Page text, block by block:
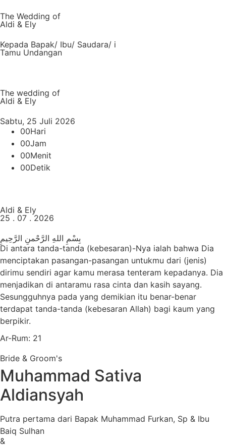
The Wedding of
Aldi & Ely
Kepada Bapak/ Ibu/ Saudara/ i
Tamu Undangan
The wedding of
Aldi & Ely
Sabtu, 25 Juli 2026
00Hari
00Jam
00Menit
00Detik
Aldi & Ely
25 . 07 . 2026
بِسْمِ اللهِ الرَّحْمنِ الرَّحِيمِ
Di antara tanda-tanda (kebesaran)-Nya ialah bahwa Dia
menciptakan pasangan-pasangan untukmu dari (jenis)
dirimu sendiri agar kamu merasa tenteram kepadanya. Dia
menjadikan di antaramu rasa cinta dan kasih sayang.
Sesungguhnya pada yang demikian itu benar-benar
terdapat tanda-tanda (kebesaran Allah) bagi kaum yang
berpikir.
Ar-Rum: 21
Bride & Groom's
Muhammad Sativa
Aldiansyah
Putra pertama dari Bapak Muhammad Furkan, Sp & Ibu
Baiq Sulhan
&